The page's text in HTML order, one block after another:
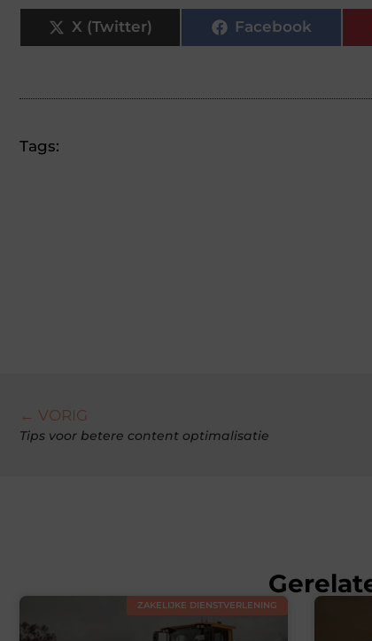
X (Twitter) Facebook
Tags:
← VORIG
Tips voor betere content optimalisatie
ZAKELIJKE DIENSTVERLENING